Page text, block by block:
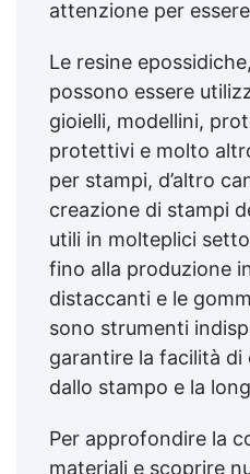
attenzione per
Le resine
possono essere
gioielli, modellini,
protettivi e molto
per stampi, d’altro
creazione di stampi
utili in molteplici
fino alla produzione
distaccanti e le
sono strumenti
garantire la facilità di
dallo stampo e la
Per approfondire la
materiali e scoprire